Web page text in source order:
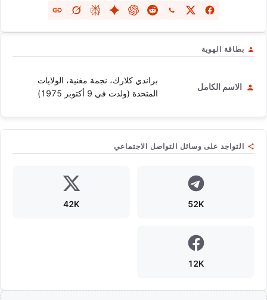
بطاقة الهوية
الاسم الكامل
براندي كلارك، نجمة مغنية، الولايات
المتحدة (ولدت في 9 أكتوبر 1975)
التواجد على وسائل التواصل الاجتماعي
52K
42K
12K